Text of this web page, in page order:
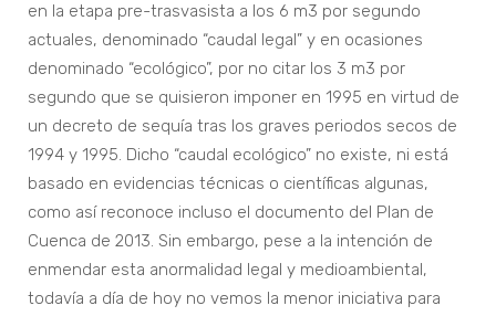
en la etapa pre-trasvasista a los 6 m3 por segundo
actuales, denominado “caudal legal” y en ocasiones
denominado “ecológico”, por no citar los 3 m3 por
segundo que se quisieron imponer en 1995 en virtud de
un decreto de sequía tras los graves periodos secos de
1994 y 1995. Dicho “caudal ecológico” no existe, ni está
basado en evidencias técnicas o científicas algunas,
como así reconoce incluso el documento del Plan de
Cuenca de 2013. Sin embargo, pese a la intención de
enmendar esta anormalidad legal y medioambiental,
todavía a día de hoy no vemos la menor iniciativa para